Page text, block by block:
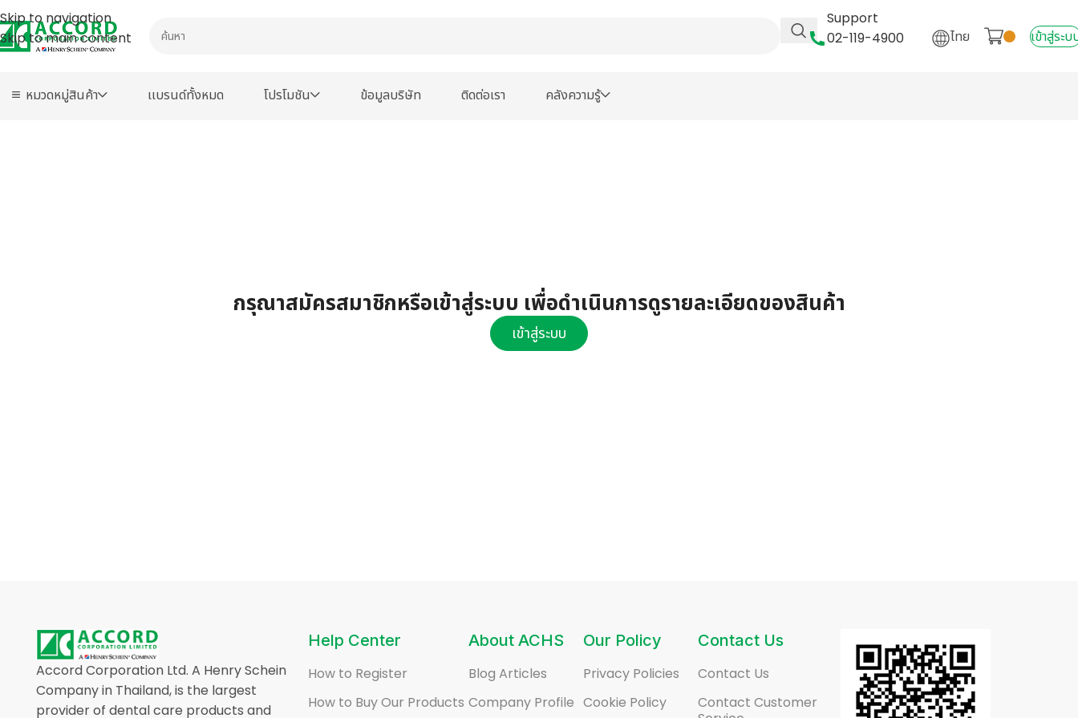
Skip to navigation
Skip to main content
Support
02-119-4900
ไทย เข้าสู่ระบ
หมวดหมู่สินค้า เเบรนด์ทั้งหมด โปรโมชัน ข้อมูลบริษัท ติดต่อเรา คลังความรู้
กรุณาสมัครสมาชิกหรือเข้าสู่ระบบ เพื่อดำเนินการดูรายละเอียดของสินค้า
เข้าสู่ระบบ
Accord Corporation Ltd. A Henry Schein
Company in Thailand, is the largest
provider of dental care products and
Help Center
How to Register
How to Buy Our Products
About ACHS
Blog Articles
Company Profile
Our Policy
Privacy Policies
Cookie Policy
Contact Us
Contact Us
Contact Customer